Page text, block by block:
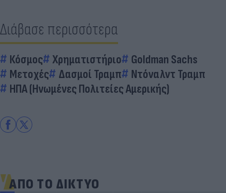
Διάβασε περισσότερα
Κόσμος Χρηματιστήριο
Goldman Sachs
Μετοχές
Δασμοί Τραμπ
Ντόναλντ Τραμπ
ΗΠΑ (Ηνωμένες Πολιτείες Αμερικής)
ΑΠΟ ΤΟ ΔΙΚΤΥΟ